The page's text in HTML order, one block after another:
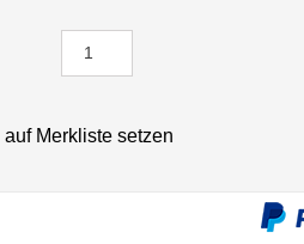
auf Merkliste setzen